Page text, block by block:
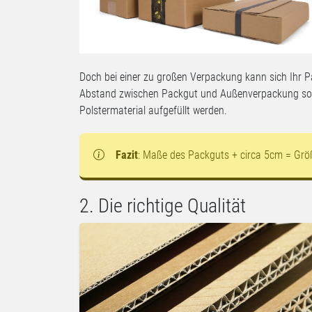
Doch bei einer zu großen Verpackung kann sich Ihr
Abstand zwischen Packgut und Außenverpackung
Polstermaterial aufgefüllt werden.
Fazit: Maße des Packguts + circa 5cm =
2. Die richtige Qualität